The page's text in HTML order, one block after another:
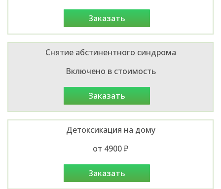
заказать
Снятие абстинентного синдрома
Включено в стоимость
заказать
Детоксикация на дому
от 4900 ₽
заказать